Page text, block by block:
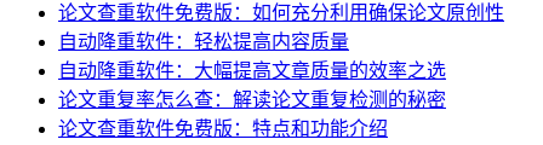
论文查重软件免费版：如何充分利用确保论文原创性
自动降重软件：轻松提高内容质量
自动降重软件：大幅提高文章质量的效率之选
论文重复率怎么查：解读论文重复检测的秘密
论文查重软件免费版：特点和功能介绍